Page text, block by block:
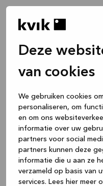
Deze
van cookies
We gebruiken cookies
personaliseren, om
en om ons
informatie over uw
partners voor social
partners kunnen deze
informatie die u aan ze
verzameld op basis van
services. Lees hier meer